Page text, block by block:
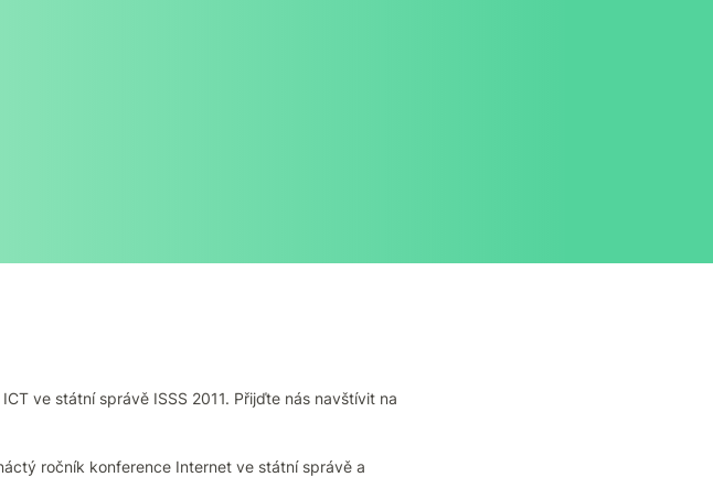
ve státní správě ISSS 2011. Přijďte nás navštívit na
ročník konference Internet ve státní správě a